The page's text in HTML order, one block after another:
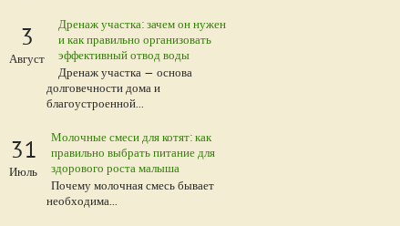
3
Август
Дренаж участка: зачем он нужен
и как правильно организовать
эффективный отвод воды
Дренаж участка — основа
долговечности дома и
благоустроенной...
31
Июль
Молочные смеси для котят: как
правильно выбрать питание для
здорового роста малыша
Почему молочная смесь бывает
необходима...